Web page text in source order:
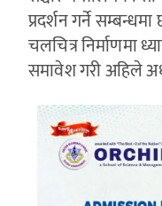
प्रदर्शन गर्ने
चलचित्र निर्माणमा
समावेश गरी अहिले